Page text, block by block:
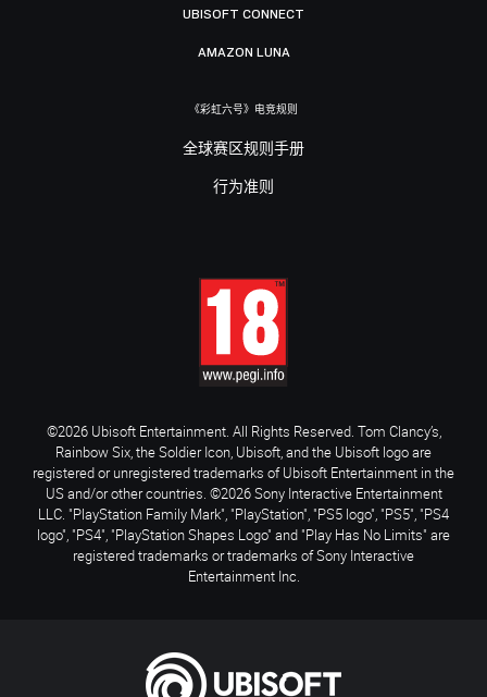
UBISOFT CONNECT
AMAZON LUNA
《彩虹六号》电竞规则
全球赛区规则手册
行为准则
©2026 Ubisoft Entertainment. All Rights Reserved. Tom Clancy’s,
Rainbow Six, the Soldier Icon, Ubisoft, and the Ubisoft logo are
registered or unregistered trademarks of Ubisoft Entertainment in the
US and/or other countries. ©2026 Sony Interactive Entertainment
LLC. "PlayStation Family Mark", "PlayStation", "PS5 logo", "PS5", "PS4
logo", "PS4", "PlayStation Shapes Logo" and "Play Has No Limits" are
registered trademarks or trademarks of Sony Interactive
Entertainment Inc.